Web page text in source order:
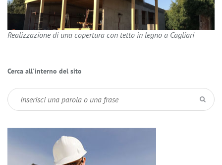
Realizzazione di una copertura con tetto in legno a Cagliari
Cerca all'interno del sito